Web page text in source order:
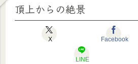
頂上からの絶景
X Facebook
LINE